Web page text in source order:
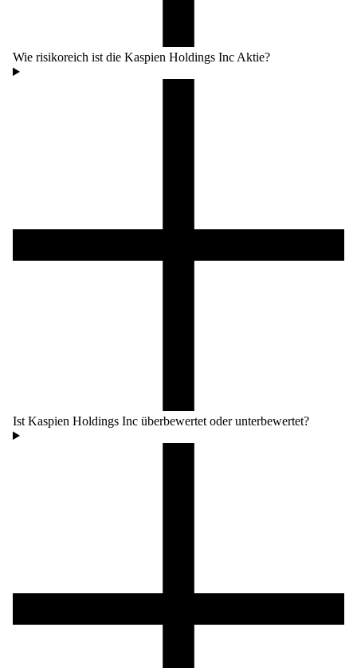
Wie risikoreich ist die Kaspien Holdings Inc Aktie?
Ist Kaspien Holdings Inc überbewertet oder unterbewertet?